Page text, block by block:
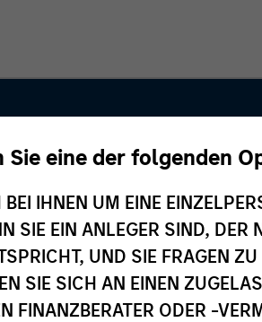
eine der folgenden
IHNEN UM EINE
SIE EIN ANLEGER SIND,
UND SIE FRAGEN
SIE SICH AN EINEN
FINANZBERATER ODER -
Equity
Inception
2008